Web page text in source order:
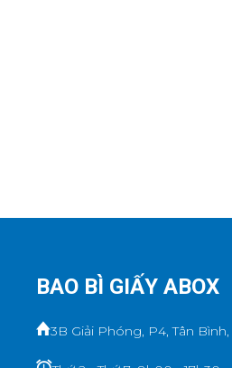
BAO BÌ GIẤY ABOX
3B Giải Phóng, P4, Tân Bình,